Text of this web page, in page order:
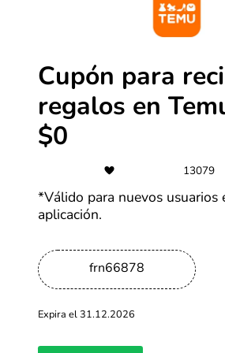
copiaste de nuestra página y
el botón correspondiente. Si todo
precio enseguida.
Cupón para
regalos en
$0
13079
*Válido para nuevos usuarios
aplicación.
frn66878
Expira el 31.12.2026